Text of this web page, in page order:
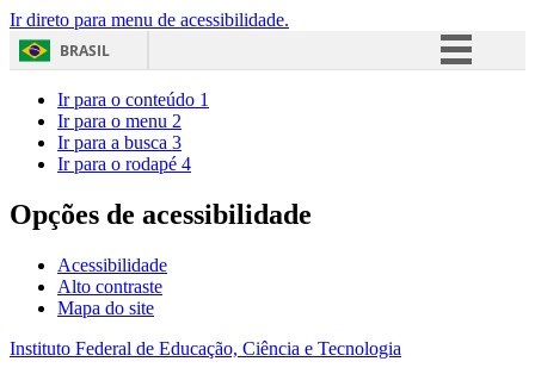
Ir direto para menu de acessibilidade.
BRASIL
Acesso à informação
Ir para o conteúdo 1
Ir para o menu 2
Ir para a busca 3
Ir para o rodapé 4
Opções de acessibilidade
Acessibilidade
Alto contraste
Mapa do site
Instituto Federal de Educação, Ciência e Tecnologia